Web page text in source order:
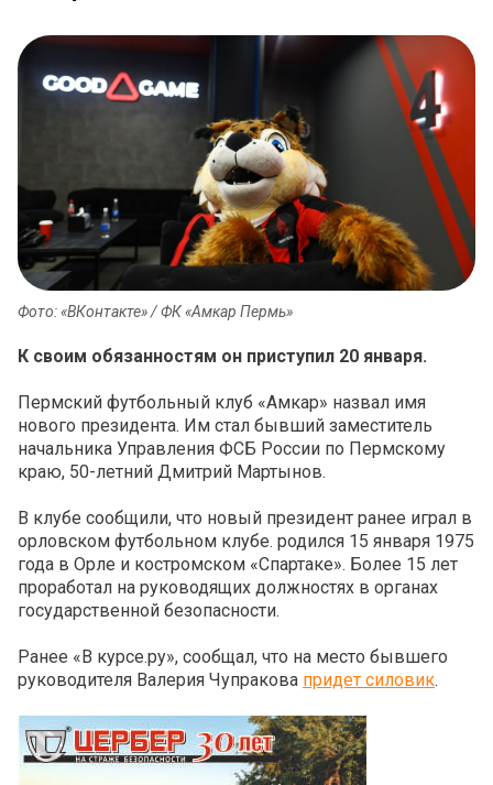
Фото: «ВКонтакте» / ФК «Амкар Пермь»
К своим обязанностям он приступил 20 января.
Пермский футбольный клуб «Амкар» назвал имя
нового президента. Им стал бывший заместитель
начальника Управления ФСБ России по Пермскому
краю, 50-летний Дмитрий Мартынов.
В клубе сообщили, что новый президент ранее играл в
орловском футбольном клубе. родился 15 января 1975
года в Орле и костромском «Спартаке». Более 15 лет
проработал на руководящих должностях в органах
государственной безопасности.
Ранее «В курсе.ру», сообщал, что на место бывшего
руководителя Валерия Чупракова придет силовик.